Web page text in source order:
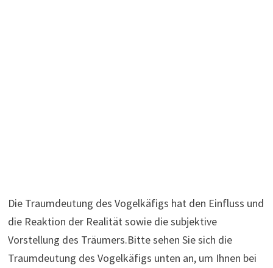
Die Traumdeutung des Vogelkäfigs hat den Einfluss und
die Reaktion der Realität sowie die subjektive
Vorstellung des Träumers.Bitte sehen Sie sich die
Traumdeutung des Vogelkäfigs unten an, um Ihnen bei